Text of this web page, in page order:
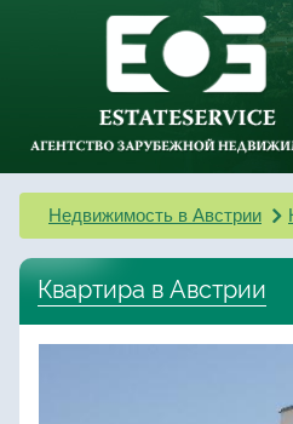
Недвижимость в Австрии
Квартира в Австрии